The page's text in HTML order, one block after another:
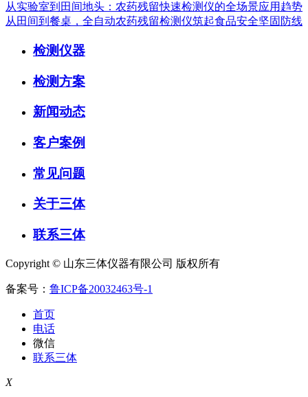
从实验室到田间地头：农药残留快速检测仪的全场景应用趋势
从田间到餐桌，全自动农药残留检测仪筑起食品安全坚固防线
检测仪器
检测方案
新闻动态
客户案例
常见问题
关于三体
联系三体
Copyright © 山东三体仪器有限公司 版权所有
备案号： 鲁ICP备20032463号-1
首页
电话
微信
联系三体
X